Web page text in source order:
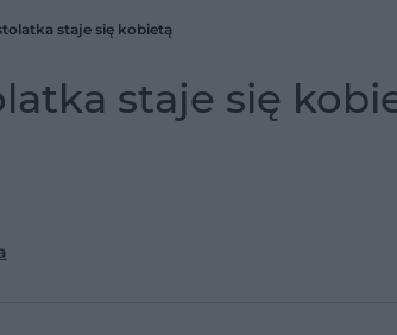
staje się kobietą
staje się